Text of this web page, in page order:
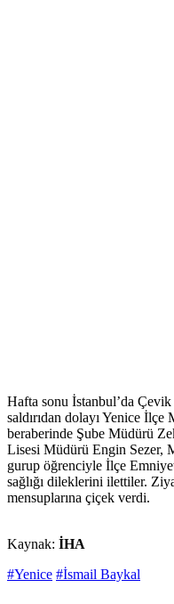
Hafta sonu İstanbul’da
saldırıdan dolayı Yenice
beraberinde Şube Müdürü
Lisesi Müdürü Engin Sezer,
gurup öğrenciyle İlçe
sağlığı dileklerini ilettiler.
mensuplarına çiçek verdi.
Kaynak: İHA
#Yenice #İsmail Baykal